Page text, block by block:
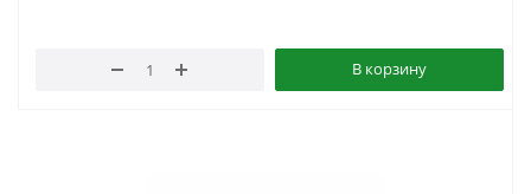
В корзину